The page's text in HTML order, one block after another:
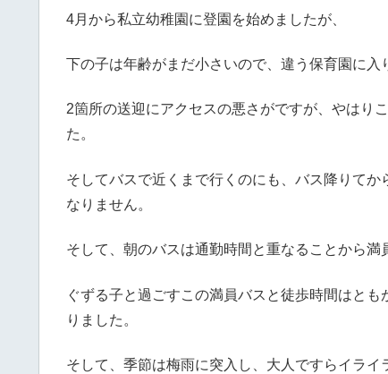
4月から私立幼稚園に登園を始めましたが、
下の子は年齢がまだ小さいので、違う保育園に入
2箇所の送迎にアクセスの悪さがですが、やはり
た。
そしてバスで近くまで行くのにも、バス降りて
なりません。
そして、朝のバスは通勤時間と重なることから満
ぐずる子と過ごすこの満員バスと徒歩時間はと
りました。
そして、季節は梅雨に突入し、大人ですらイライ